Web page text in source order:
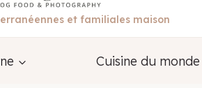
et familiales maison
Cuisine du monde